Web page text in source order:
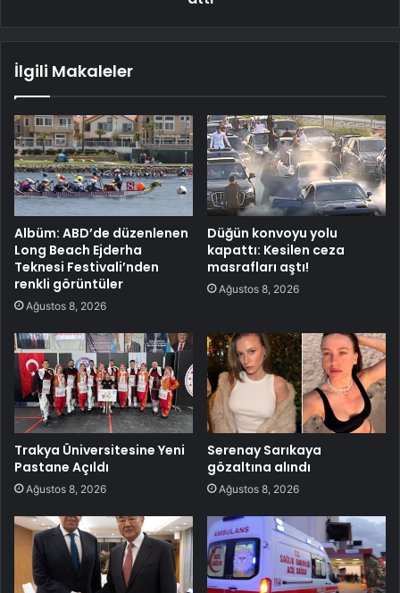
İlgili Makaleler
Albüm: ABD’de düzenlenen
Long Beach Ejderha
Teknesi Festivali’nden
renkli görüntüler
Ağustos 8, 2026
Düğün konvoyu yolu
kapattı: Kesilen ceza
masrafları aştı!
Ağustos 8, 2026
Trakya Üniversitesine Yeni
Pastane Açıldı
Ağustos 8, 2026
Serenay Sarıkaya
gözaltına alındı
Ağustos 8, 2026